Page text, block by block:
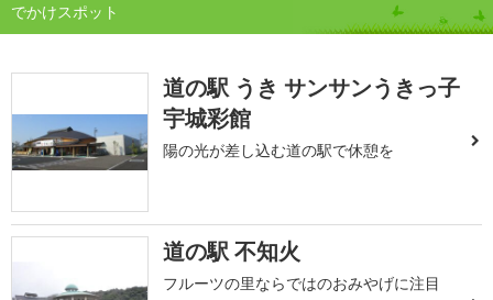
でかけスポット
道の駅 うき サンサンうきっ子
宇城彩館
陽の光が差し込む道の駅で休憩を
道の駅 不知火
フルーツの里ならではのおみやげに注目